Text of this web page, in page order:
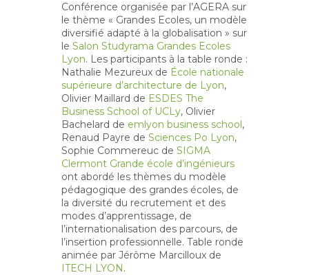
Conférence organisée par l’AGERA sur
le thème « Grandes Ecoles, un modèle
diversifié adapté à la globalisation » sur
le Salon Studyrama Grandes Ecoles
Lyon. Les participants à la table ronde :
Nathalie Mezureux de École nationale
supérieure d’architecture de Lyon,
Olivier Maillard de ESDES The
Business School of UCLy, Olivier
Bachelard de emlyon business school,
Renaud Payre de Sciences Po Lyon,
Sophie Commereuc de SIGMA
Clermont Grande école d’ingénieurs
ont abordé les thèmes du modèle
pédagogique des grandes écoles, de
la diversité du recrutement et des
modes d’apprentissage, de
l’internationalisation des parcours, de
l’insertion professionnelle. Table ronde
animée par Jérôme Marcilloux de
ITECH LYON.